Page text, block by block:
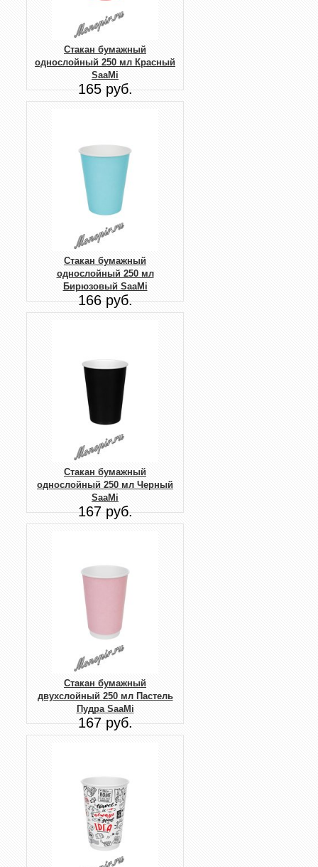
Стакан бумажный
однослойный 250 мл Красный
SaaMi
165 руб.
Стакан бумажный
однослойный 250 мл
Бирюзовый SaaMi
166 руб.
Стакан бумажный
однослойный 250 мл Черный
SaaMi
167 руб.
Стакан бумажный
двухслойный 250 мл Пастель
Пудра SaaMi
167 руб.